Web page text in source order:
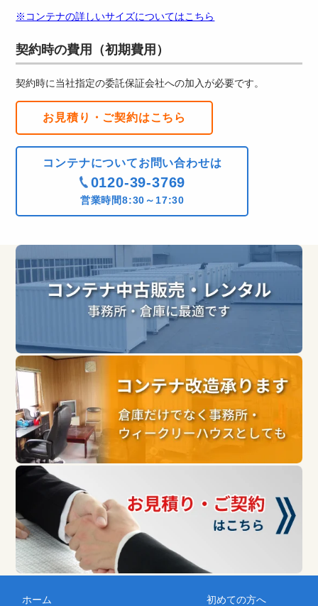
※コンテナの詳しいサイズについてはこちら
契約時の費用（初期費用）
契約時に当社指定の委託保証会社への加入が必要です。
お見積り・ご契約はこちら
コンテナについてお問い合わせは
0120-39-3769
営業時間8:30～17:30
ホーム 初めての方へ